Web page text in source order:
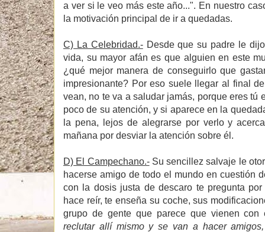
a ver si le veo más este año...". En nuestro
la motivación principal de ir a quedadas.
C) La Celebridad.-Desde que su padre le
vida, su mayor afán es que alguien en este
¿qué mejor manera de conseguirlo que
impresionante? Por eso suele llegar al final
vean, no te va a saludar jamás, porque eres tú
poco de su atención, y si aparece en la
la pena, lejos de alegrarse por verlo y
mañana por desviar la atención sobre él.
D) El Campechano.-Su sencillez salvaje le
hacerse amigo de todo el mundo en cuestión
con la dosis justa de descaro te pregunta
hace reír, te enseña su coche, sus
grupo de gente que parece que vienen con
reclutar allí mismo y se van a hacer